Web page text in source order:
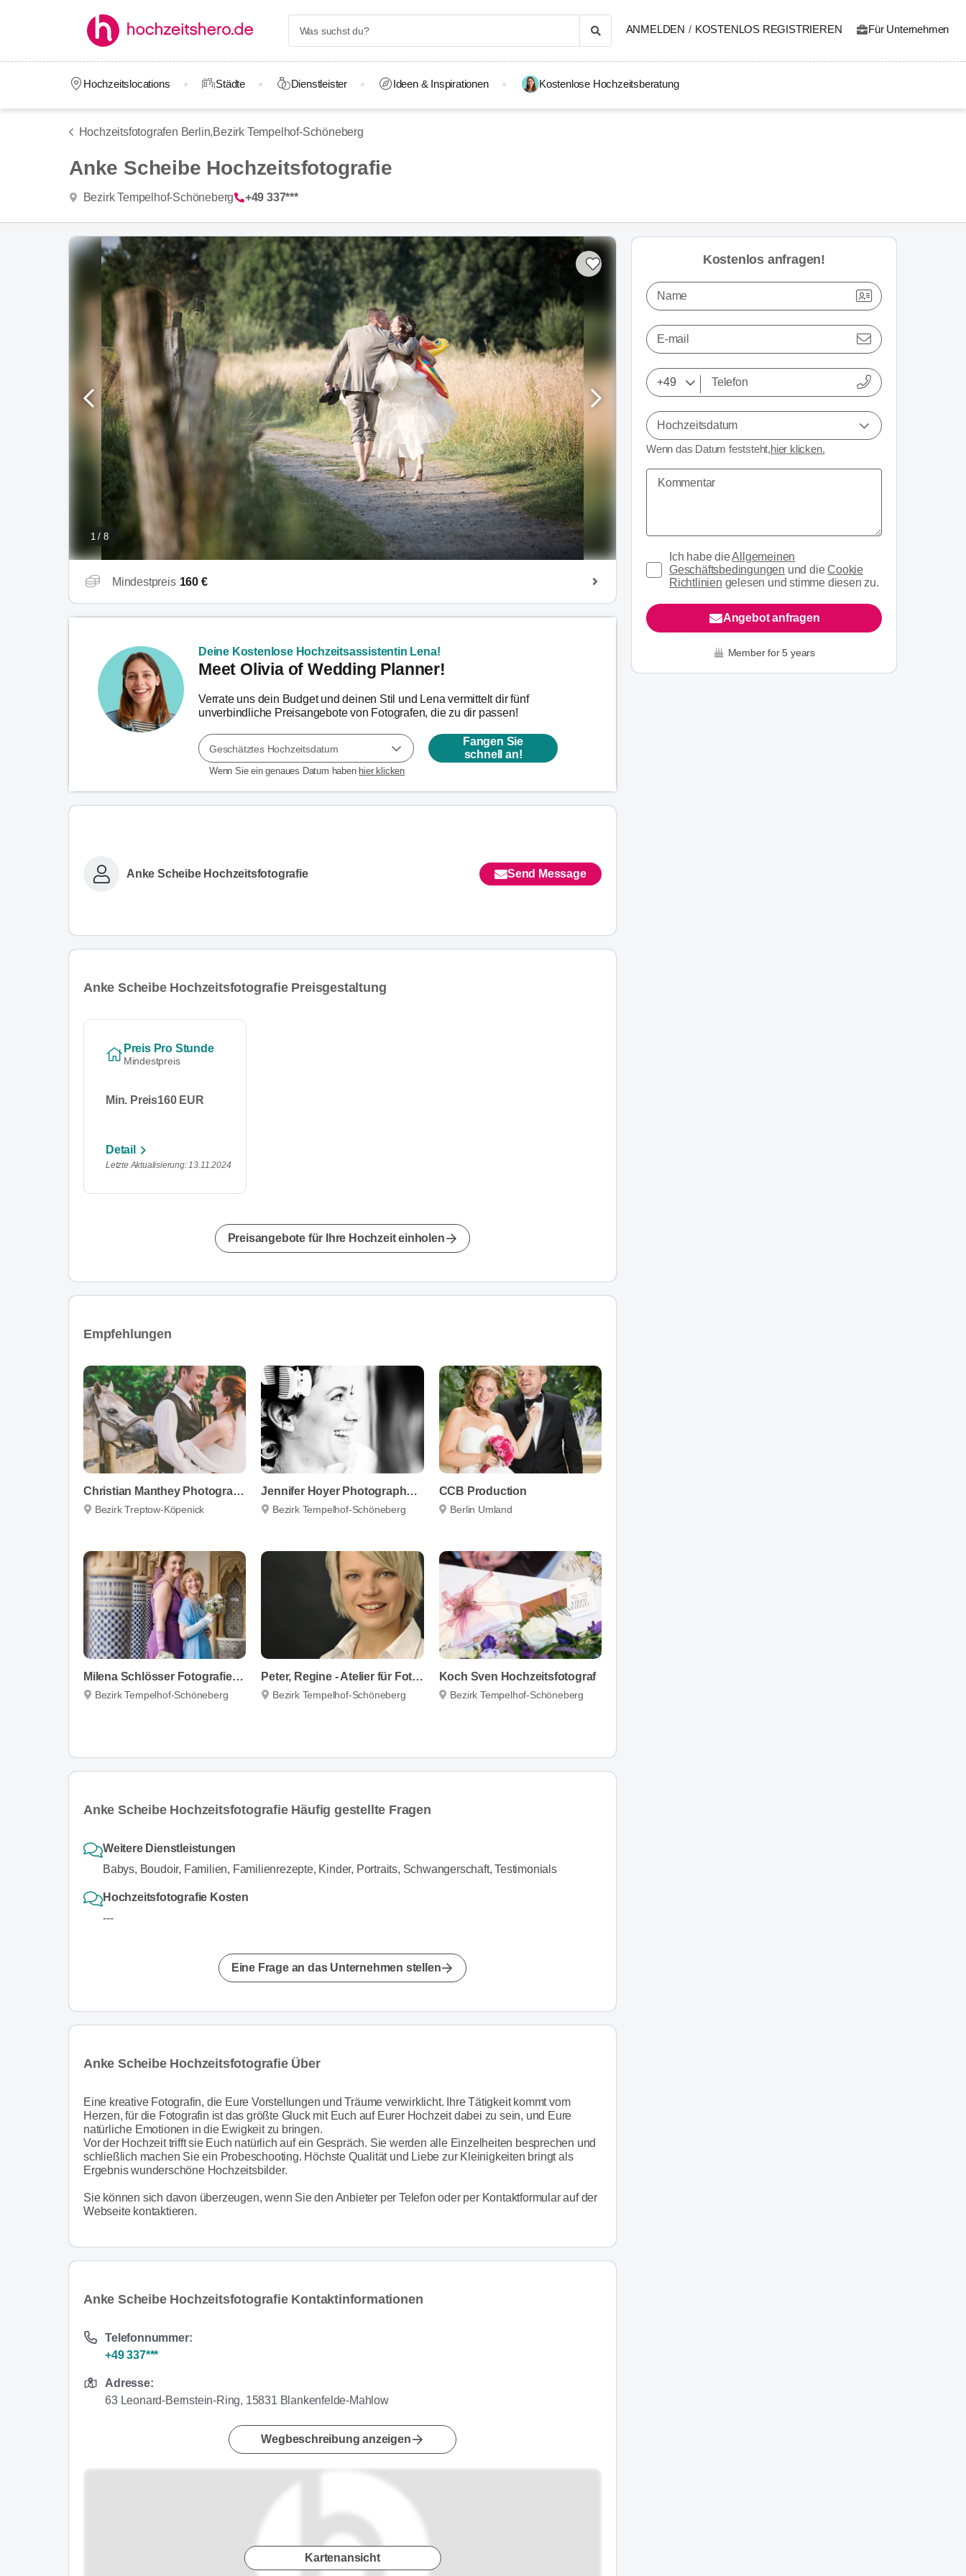
ANMELDEN / KOSTENLOS REGISTRIEREN Für Unternehmen
Hochzeitslocations Städte Dienstleister Ideen & Inspirationen Kostenlose Hochzeitsberatung
Hochzeitsfotografen Berlin,Bezirk Tempelhof-Schöneberg
Anke Scheibe Hochzeitsfotografie
Bezirk Tempelhof-Schöneberg +49 337***
1 / 8
Mindestpreis 160 €
Deine Kostenlose Hochzeitsassistentin Lena!
Meet Olivia of Wedding Planner!
Verrate uns dein Budget und deinen Stil und Lena vermittelt dir fünf
unverbindliche Preisangebote von Fotografen, die zu dir passen!
Geschätztes Hochzeitsdatum
Wenn Sie ein genaues Datum haben hier klicken
Fangen Sie
schnell an!
Anke Scheibe Hochzeitsfotografie Send Message
Anke Scheibe Hochzeitsfotografie Preisgestaltung
Preis Pro Stunde
Mindestpreis
Min. Preis160 EUR
Detail
Letzte Aktualisierung: 13.11.2024
Preisangebote für Ihre Hochzeit einholen
Empfehlungen
Christian Manthey Photography
Bezirk Treptow-Köpenick
Jennifer Hoyer Photography Berlin
Bezirk Tempelhof-Schöneberg
CCB Production
Berlin Umland
Milena Schlösser Fotografie Berlin
Bezirk Tempelhof-Schöneberg
Peter, Regine - Atelier für Fotografie
Bezirk Tempelhof-Schöneberg
Koch Sven Hochzeitsfotograf
Bezirk Tempelhof-Schöneberg
Anke Scheibe Hochzeitsfotografie Häufig gestellte Fragen
Weitere Dienstleistungen
Babys, Boudoir, Familien, Familienrezepte, Kinder, Portraits, Schwangerschaft, Testimonials
Hochzeitsfotografie Kosten
---
Eine Frage an das Unternehmen stellen
Anke Scheibe Hochzeitsfotografie Über
Eine kreative Fotografin, die Eure Vorstellungen und Träume verwirklicht. Ihre Tätigkeit kommt vom
Herzen, für die Fotografin ist das größte Gluck mit Euch auf Eurer Hochzeit dabei zu sein, und Eure
natürliche Emotionen in die Ewigkeit zu bringen.
Vor der Hochzeit trifft sie Euch natürlich auf ein Gespräch. Sie werden alle Einzelheiten besprechen und
schließlich machen Sie ein Probeschooting. Höchste Qualität und Liebe zur Kleinigkeiten bringt als
Ergebnis wunderschöne Hochzeitsbilder.
Sie können sich davon überzeugen, wenn Sie den Anbieter per Telefon oder per Kontaktformular auf der
Webseite kontaktieren.
Anke Scheibe Hochzeitsfotografie Kontaktinformationen
Telefonnummer:
+49 337***
Adresse:
63 Leonard-Bernstein-Ring, 15831 Blankenfelde-Mahlow
Wegbeschreibung anzeigen
Kartenansicht
Kostenlos anfragen!
Name
E-mail
Hochzeitsdatum
Wenn das Datum feststeht,hier klicken.
Ich habe dieAllgemeinen
Geschäftsbedingungen und dieCookie
Richtlinien gelesen und stimme diesen zu.
Angebot anfragen
Member for 5 years